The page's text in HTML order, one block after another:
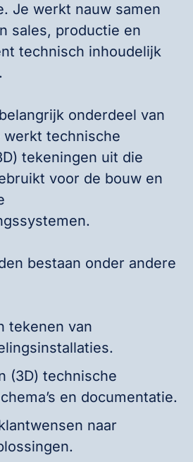
Je werkt nauw samen
sales, productie en
technisch inhoudelijk
onderdeel van
technische
tekeningen uit die
voor de bouw en
bestaan onder andere
tekenen van
(3D) technische
en documentatie.
naar